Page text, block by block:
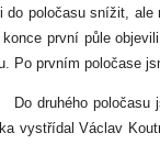
do poločasu snížit, ale
první půle
Po prvním poločase
Do druhého
vystřídal Václav